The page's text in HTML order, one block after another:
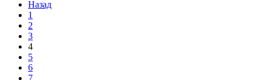
Назад
1
2
3
4
5
6